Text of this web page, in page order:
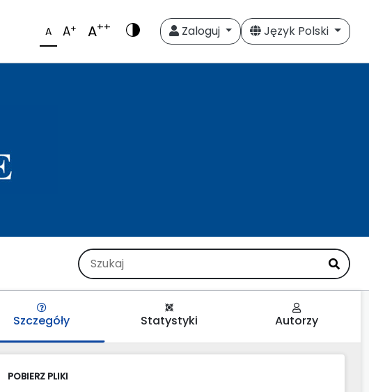
A A+ A++ Zaloguj Język Polski
Szczegóły Statystyki Autorzy
POBIERZ PLIKI